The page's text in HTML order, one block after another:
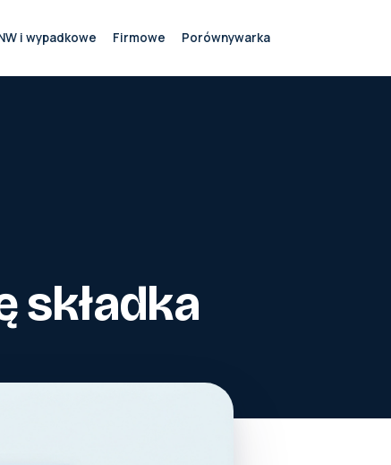
i wypadkowe Firmowe Porównywarka
składka